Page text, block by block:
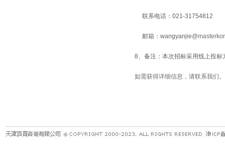
联系电话：021-31754812
邮箱： wangyanjie
8、备注：本次招标采用线上投
如需获得详细信息，请联系我们。